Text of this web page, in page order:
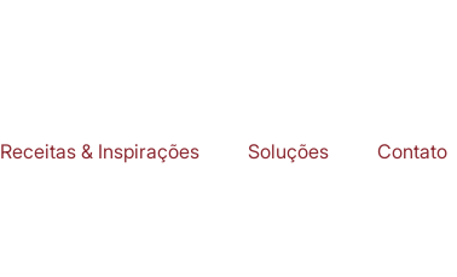
Receitas & Inspirações Soluções Contato